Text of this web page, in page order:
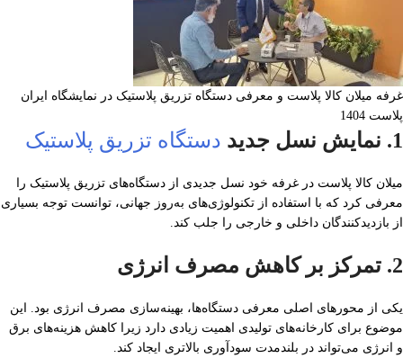
غرفه میلان کالا پلاست و معرفی دستگاه تزریق پلاستیک در نمایشگاه ایران
پلاست 1404
1. نمایش نسل جدید دستگاه تزریق پلاستیک
میلان کالا پلاست در غرفه خود نسل جدیدی از دستگاه‌های تزریق پلاستیک را
معرفی کرد که با استفاده از تکنولوژی‌های به‌روز جهانی، توانست توجه بسیاری
از بازدیدکنندگان داخلی و خارجی را جلب کند.
2. تمرکز بر کاهش مصرف انرژی
یکی از محورهای اصلی معرفی دستگاه‌ها، بهینه‌سازی مصرف انرژی بود. این
موضوع برای کارخانه‌های تولیدی اهمیت زیادی دارد زیرا کاهش هزینه‌های برق
و انرژی می‌تواند در بلندمدت سودآوری بالاتری ایجاد کند.